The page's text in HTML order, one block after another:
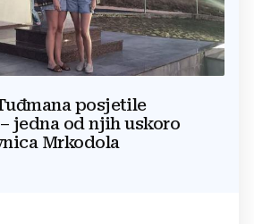
posjetile
jedna od njih uskoro
Mrkodola